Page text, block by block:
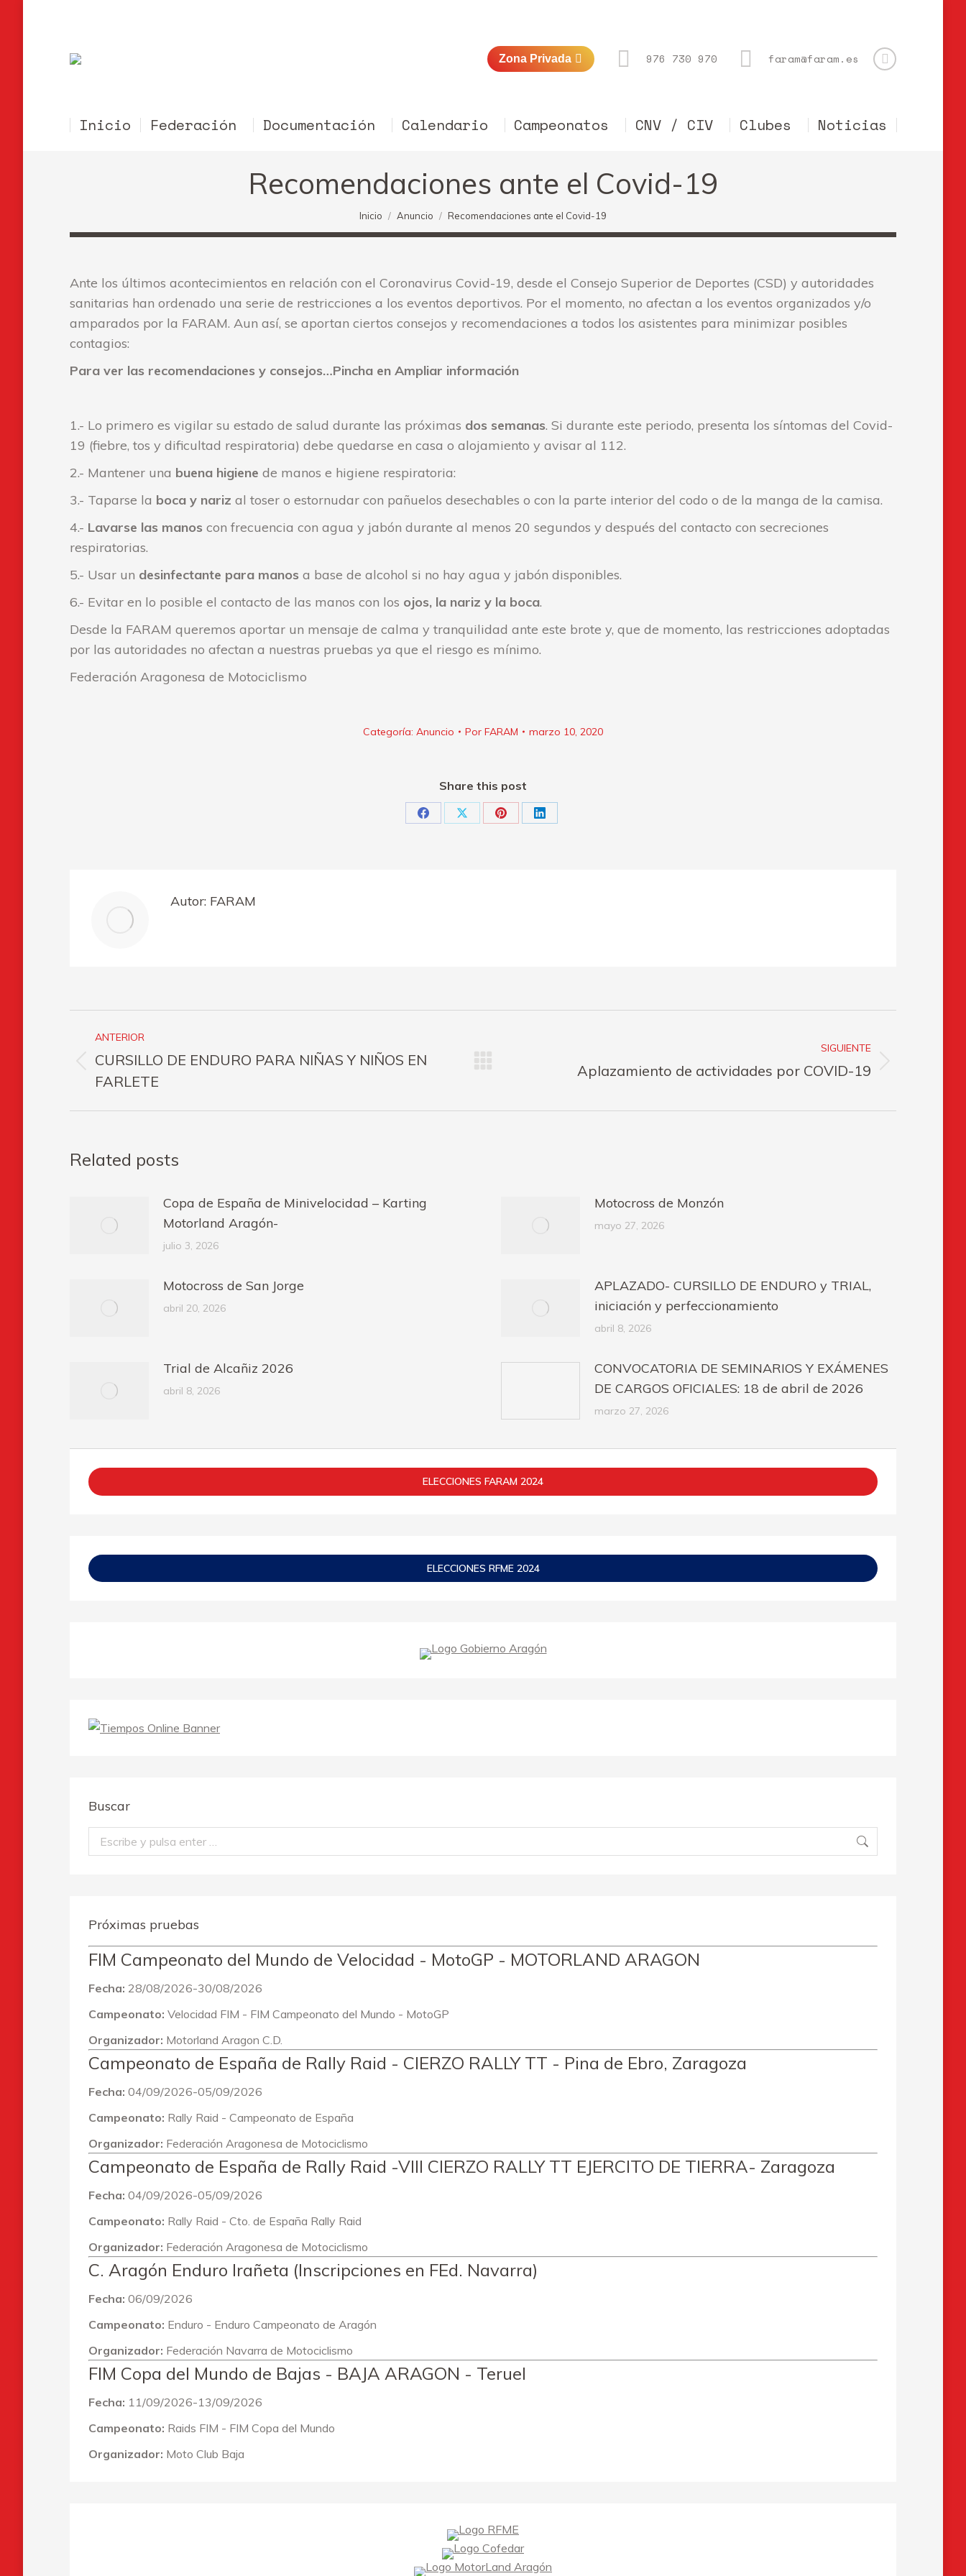
Zona Privada 976 730 970 faram@faram.es
Inicio Federación Documentación Calendario Campeonatos CNV / CIV Clubes Noticias
Recomendaciones ante el Covid-19
Estás aquí:
Inicio Anuncio Recomendaciones ante el Covid-19
Ante los últimos acontecimientos en relación con el Coronavirus Covid-19, desde el Consejo Superior de Deportes (CSD) y autoridades
sanitarias han ordenado una serie de restricciones a los eventos deportivos. Por el momento, no afectan a los eventos organizados y/o
amparados por la FARAM. Aun así, se aportan ciertos consejos y recomendaciones a todos los asistentes para minimizar posibles
contagios:
Para ver las recomendaciones y consejos…Pincha en Ampliar información
1.- Lo primero es vigilar su estado de salud durante las próximas dos semanas. Si durante este periodo, presenta los síntomas del Covid-
19 (fiebre, tos y dificultad respiratoria) debe quedarse en casa o alojamiento y avisar al 112.
2.- Mantener una buena higiene de manos e higiene respiratoria:
3.- Taparse la boca y nariz al toser o estornudar con pañuelos desechables o con la parte interior del codo o de la manga de la camisa.
4.- Lavarse las manos con frecuencia con agua y jabón durante al menos 20 segundos y después del contacto con secreciones
respiratorias.
5.- Usar un desinfectante para manos a base de alcohol si no hay agua y jabón disponibles.
6.- Evitar en lo posible el contacto de las manos con los ojos, la nariz y la boca.
Desde la FARAM queremos aportar un mensaje de calma y tranquilidad ante este brote y, que de momento, las restricciones adoptadas
por las autoridades no afectan a nuestras pruebas ya que el riesgo es mínimo.
Federación Aragonesa de Motociclismo
Categoría: Anuncio Por FARAM marzo 10, 2020
Share this post
Share Share Share Share
Autor: FARAM
entre
publicaciones
ANTERIOR
Publicación
anterior:
CURSILLO DE ENDURO PARA NIÑAS Y NIÑOS EN
FARLETE
SIGUIENTE
PublicaciónAplazamiento de actividades por COVID-19
Related posts
Copa de España de Minivelocidad – Karting
Motorland Aragón-
julio 3, 2026
Motocross de Monzón
mayo 27, 2026
Motocross de San Jorge
abril 20, 2026
APLAZADO- CURSILLO DE ENDURO y TRIAL,
iniciación y perfeccionamiento
abril 8, 2026
Trial de Alcañiz 2026
abril 8, 2026
CONVOCATORIA DE SEMINARIOS Y EXÁMENES
DE CARGOS OFICIALES: 18 de abril de 2026
marzo 27, 2026
ELECCIONES FARAM 2024
ELECCIONES RFME 2024
Buscar
Buscar:
Próximas pruebas
FIM Campeonato del Mundo de Velocidad - MotoGP - MOTORLAND ARAGON
Fecha: 28/08/2026-30/08/2026
Campeonato: Velocidad FIM - FIM Campeonato del Mundo - MotoGP
Organizador: Motorland Aragon C.D.
Campeonato de España de Rally Raid - CIERZO RALLY TT - Pina de Ebro, Zaragoza
Fecha: 04/09/2026-05/09/2026
Campeonato: Rally Raid - Campeonato de España
Organizador: Federación Aragonesa de Motociclismo
Campeonato de España de Rally Raid -VIII CIERZO RALLY TT EJERCITO DE TIERRA- Zaragoza
Fecha: 04/09/2026-05/09/2026
Campeonato: Rally Raid - Cto. de España Rally Raid
Organizador: Federación Aragonesa de Motociclismo
C. Aragón Enduro Irañeta (Inscripciones en FEd. Navarra)
Fecha: 06/09/2026
Campeonato: Enduro - Enduro Campeonato de Aragón
Organizador: Federación Navarra de Motociclismo
FIM Copa del Mundo de Bajas - BAJA ARAGON - Teruel
Fecha: 11/09/2026-13/09/2026
Campeonato: Raids FIM - FIM Copa del Mundo
Organizador: Moto Club Baja